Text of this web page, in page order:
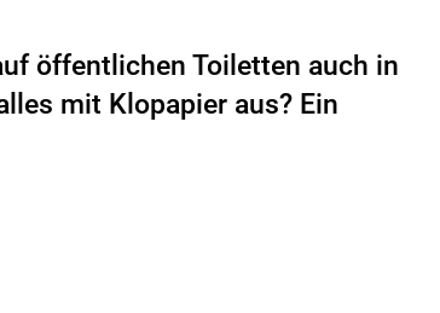
öffentlichen Toiletten auch in
mit Klopapier aus? Ein